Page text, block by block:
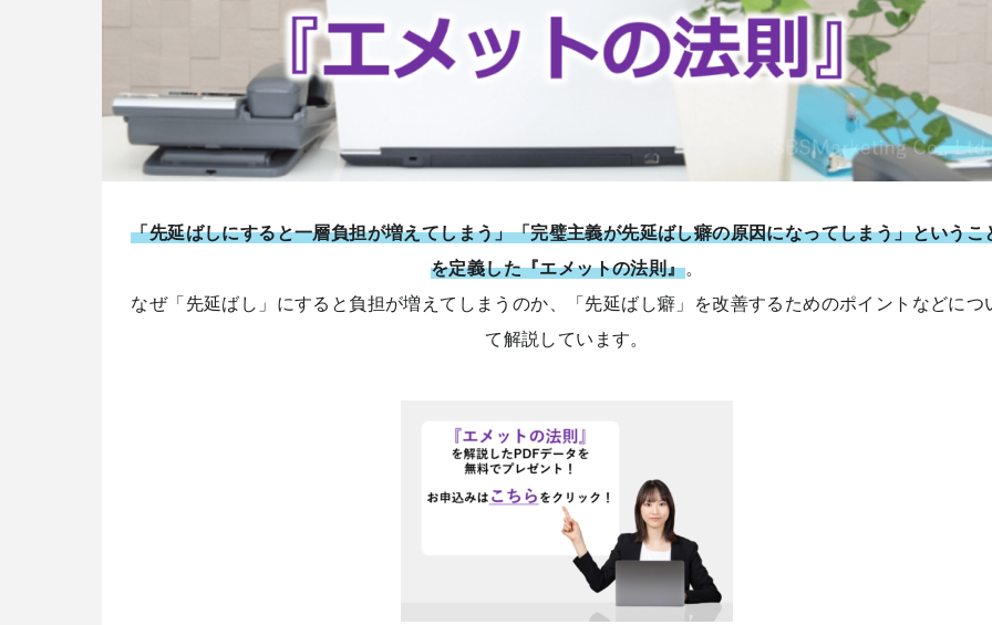
「先延ばしにすると一層負担が増えてしまう」「完璧主義が先延ばし癖の原因になってしまう」というこ
を定義した『エメットの法則』。
なぜ「先延ばし」にすると負担が増えてしまうのか、「先延ばし癖」を改善するためのポイントなどにつ
て解説しています。